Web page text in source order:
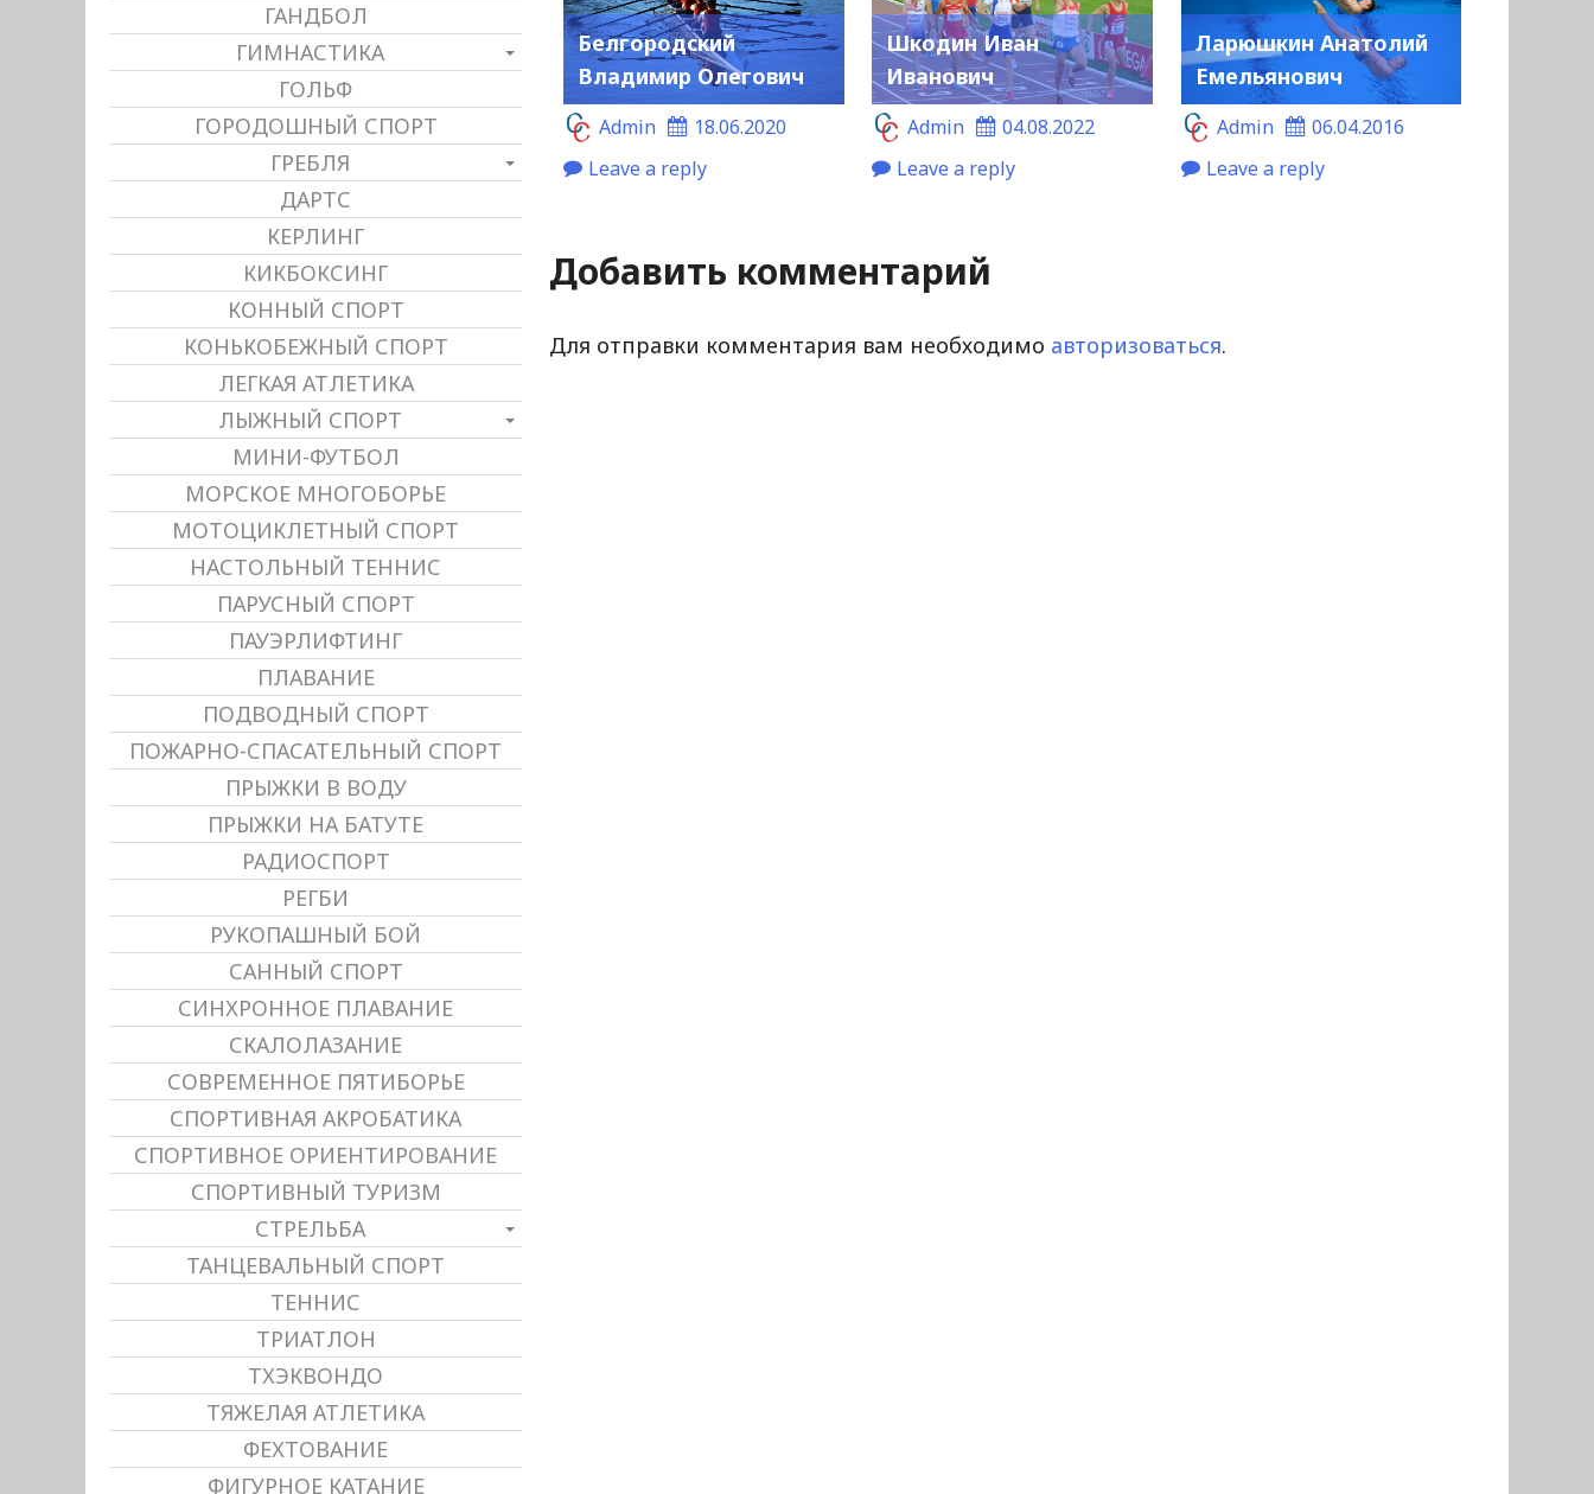
Белгородский
Владимир Олегович
Admin
18.06.2020
Leave a reply
Шкодин Иван
Иванович
Admin
04.08.2022
Leave a reply
Ларюшкин Анатолий
Емельянович
Admin
06.04.2016
Leave a reply
Добавить комментарий
Для отправки комментария вам необходимо авторизоваться.
ГАНДБОЛ
ГИМНАСТИКА
ГОЛЬФ
ГОРОДОШНЫЙ СПОРТ
ГРЕБЛЯ
ДАРТС
КЕРЛИНГ
КИКБОКСИНГ
КОННЫЙ СПОРТ
КОНЬКОБЕЖНЫЙ СПОРТ
ЛЕГКАЯ АТЛЕТИКА
ЛЫЖНЫЙ СПОРТ
МИНИ-ФУТБОЛ
МОРСКОЕ МНОГОБОРЬЕ
МОТОЦИКЛЕТНЫЙ СПОРТ
НАСТОЛЬНЫЙ ТЕННИС
ПАРУСНЫЙ СПОРТ
ПАУЭРЛИФТИНГ
ПЛАВАНИЕ
ПОДВОДНЫЙ СПОРТ
ПОЖАРНО-СПАСАТЕЛЬНЫЙ СПОРТ
ПРЫЖКИ В ВОДУ
ПРЫЖКИ НА БАТУТЕ
РАДИОСПОРТ
РЕГБИ
РУКОПАШНЫЙ БОЙ
САННЫЙ СПОРТ
СИНХРОННОЕ ПЛАВАНИЕ
СКАЛОЛАЗАНИЕ
СОВРЕМЕННОЕ ПЯТИБОРЬЕ
СПОРТИВНАЯ АКРОБАТИКА
СПОРТИВНОЕ ОРИЕНТИРОВАНИЕ
СПОРТИВНЫЙ ТУРИЗМ
СТРЕЛЬБА
ТАНЦЕВАЛЬНЫЙ СПОРТ
ТЕННИС
ТРИАТЛОН
ТХЭКВОНДО
ТЯЖЕЛАЯ АТЛЕТИКА
ФЕХТОВАНИЕ
ФИГУРНОЕ КАТАНИЕ